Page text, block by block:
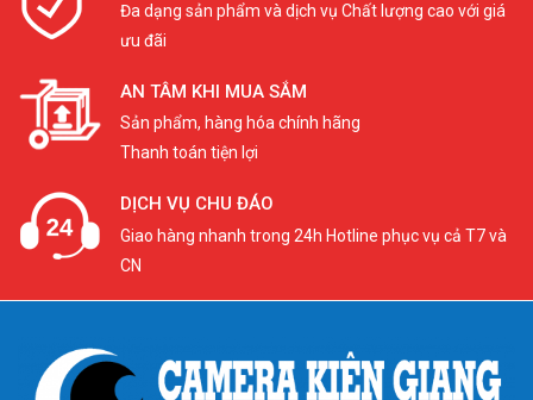
Đa dạng sản phẩm và dịch vụ Chất lượng cao với giá
ưu đãi
AN TÂM KHI MUA SẮM
Sản phẩm, hàng hóa chính hãng
Thanh toán tiện lợi
DỊCH VỤ CHU ĐÁO
Giao hàng nhanh trong 24h Hotline phục vụ cả T7 và
CN